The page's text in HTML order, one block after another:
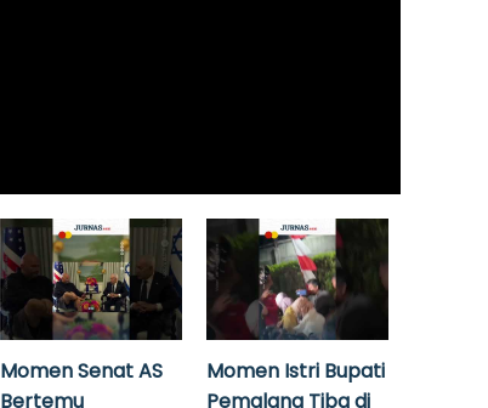
Momen Senat AS
Bertemu
Momen Istri Bupati
Pemalang Tiba di